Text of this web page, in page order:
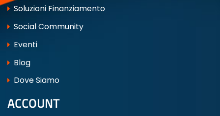
Soluzioni Finanziamento
Social Community
Eventi
Blog
Dove Siamo
ACCOUNT